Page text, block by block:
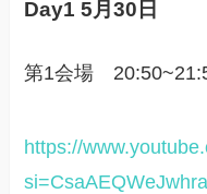
Day1 5月30日
第1会場
https://